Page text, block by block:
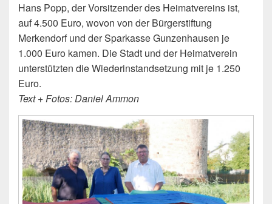
Hans Popp, der Vorsitzender des Heimatvereins ist,
auf 4.500 Euro, wovon von der Bürgerstiftung
Merkendorf und der Sparkasse Gunzenhausen je
1.000 Euro kamen. Die Stadt und der Heimatverein
unterstützten die Wiederinstandsetzung mit je 1.250
Euro.
Text + Fotos: Daniel Ammon